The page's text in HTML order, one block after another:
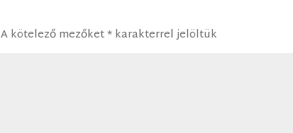
A kötelező mezőket*karakterrel jelöltük